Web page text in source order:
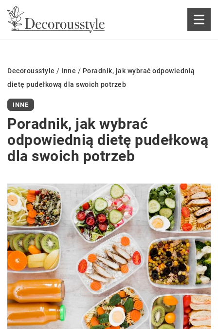
Decorousstyle / Inne / Poradnik, jak wybrać odpowiednią
dietę pudełkową dla swoich potrzeb
INNE
Poradnik, jak wybrać
odpowiednią dietę pudełkową
dla swoich potrzeb